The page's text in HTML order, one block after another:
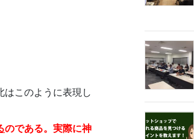
はこのように表現し
のである。実際に神